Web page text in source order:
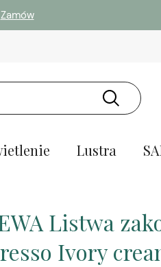
Zamów
Lustra
Listwa
Ivory